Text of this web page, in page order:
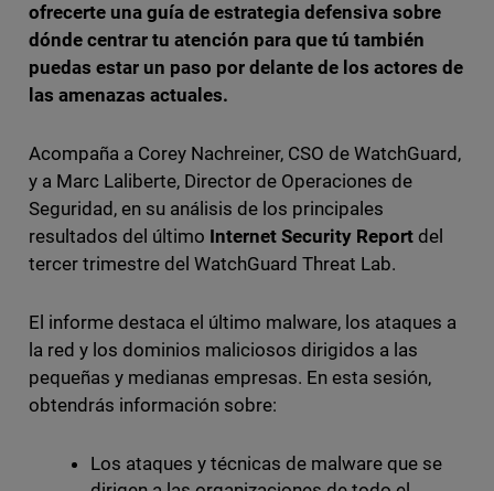
ofrecerte una guía de estrategia defensiva sobre
dónde centrar tu atención para que tú también
puedas estar un paso por delante de los actores de
las amenazas actuales.
Acompaña a Corey Nachreiner, CSO de WatchGuard,
y a Marc Laliberte, Director de Operaciones de
Seguridad, en su análisis de los principales
resultados del último Internet Security Reportdel
tercer trimestre del WatchGuard Threat Lab.
El informe destaca el último malware, los ataques a
la red y los dominios maliciosos dirigidos a las
pequeñas y medianas empresas. En esta sesión,
obtendrás información sobre:
Los ataques y técnicas de malware que se